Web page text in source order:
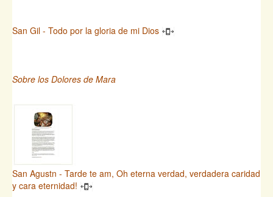
San Gil - Todo por la gloria de mi Dios
Sobre los Dolores de Mara
San Agustn - Tarde te am, Oh eterna verdad, verdadera caridad
y cara eternidad!